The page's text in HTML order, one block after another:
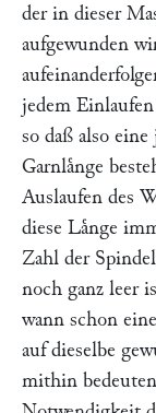
der in dieser
aufgewunden
jedem
so daß also
Garnlaͤnge
Auslaufen des
diese Laͤnge
Zahl der
noch ganz leer
wann schon
auf dieselbe
mithin